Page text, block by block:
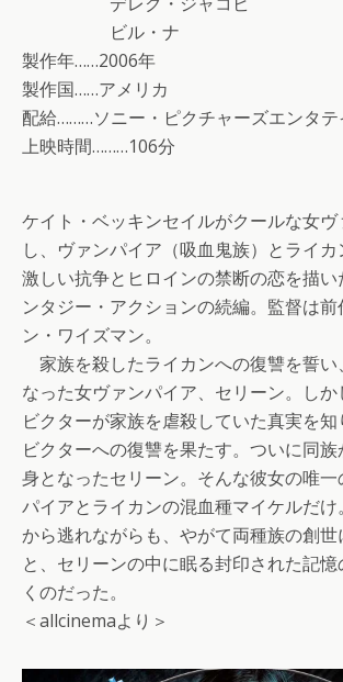
ビル・ナ
製作年……2006年
製作国……アメリカ
配給………ソニー・ピクチャーズエンタテ
上映時間………106分
ケイト・ベッキンセイルがクールな女
し、ヴァンパイア（吸血鬼族）とライ
激しい抗争とヒロインの禁断の恋を描
ンタジー・アクションの続編。監督は前
ン・ワイズマン。
家族を殺したライカンへの復讐を誓い
なった女ヴァンパイア、セリーン。し
ビクターが家族を虐殺していた真実を
ビクターへの復讐を果たす。ついに同
身となったセリーン。そんな彼女の唯
パイアとライカンの混血種マイケルだ
から逃れながらも、やがて両種族の創
と、セリーンの中に眠る封印された記
くのだった。
＜allcinemaより＞